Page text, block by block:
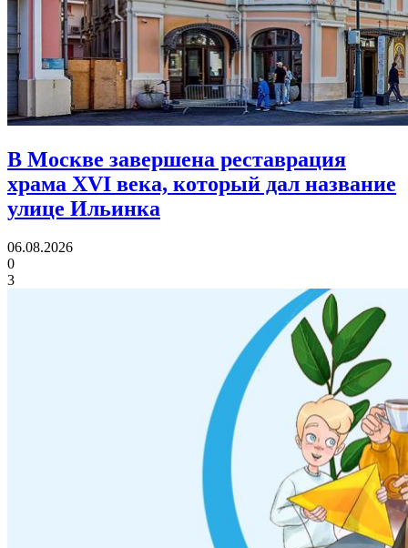
В Москве завершена реставрация
храма XVI века, который дал название
улице Ильинка
06.08.2026
0
3